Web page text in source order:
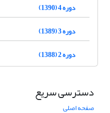
دوره 4 (1390)
دوره 3 (1389)
دوره 2 (1388)
دسترسی سریع
صفحه اصلی